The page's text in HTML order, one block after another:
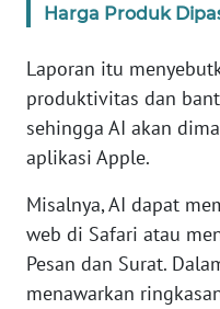
Harga Produk
Laporan itu
produktivitas dan
sehingga AI akan
aplikasi Apple.
Misalnya, AI dapat
web di Safari atau
Pesan dan Surat.
menawarkan
MARTABAT
NET
TAMBANG
NEWS